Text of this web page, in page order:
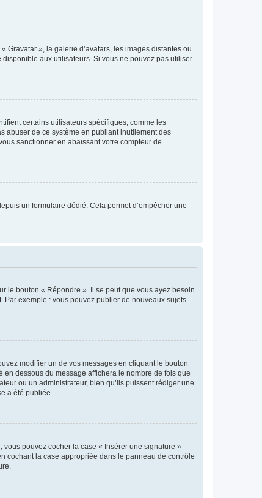
Gravatar », la galerie d’avatars, les images distantes ou
aux utilisateurs. Si vous ne pouvez pas utiliser
certains utilisateurs spécifiques, comme les
abuser de ce système en publiant inutilement des
sanctionner en abaissant votre compteur de
un formulaire dédié. Cela permet d’empêcher une
le bouton « Répondre ». Il se peut que vous ayez besoin
Par exemple : vous pouvez publier de nouveaux sujets
modifier un de vos messages en cliquant le bouton
dessous du message affichera le nombre de fois que
ou un administrateur, bien qu’ils puissent rédiger une
a été publiée.
pouvez cocher la case « Insérer une signature »
cochant la case appropriée dans le panneau de contrôle